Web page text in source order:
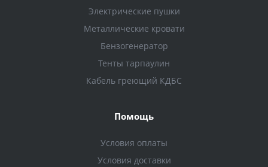
Электрические пушки
Металлические кровати
Бензогенератор
Тенты тарпаулин
Кабель греющий КДБС
Помощь
Условия оплаты
Условия доставки